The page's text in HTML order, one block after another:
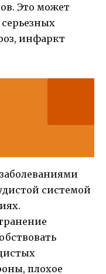
Это может
инфаркт
системой
плохое